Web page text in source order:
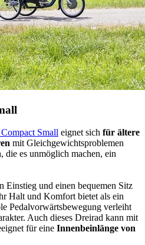
Small eignet sich für ältere
mit Gleichgewichtsproblemen
die es unmöglich machen, ein
Einstieg und einen bequemen Sitz
Halt und Komfort bietet als ein
Pedalvorwärtsbewegung verleiht
Auch dieses Dreirad kann mit
für eine Innenbeinlänge von